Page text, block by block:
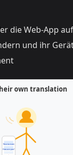
die Web-App
und ihr